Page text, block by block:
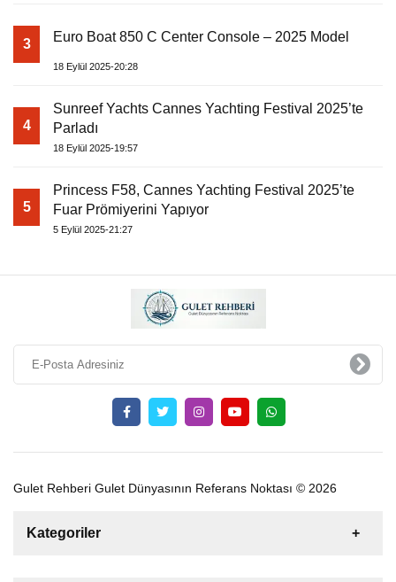
3 Euro Boat 850 C Center Console – 2025 Model
18 Eylül 2025-20:28
4
Sunreef Yachts Cannes Yachting Festival 2025’te
Parladı
18 Eylül 2025-19:57
5
Princess F58, Cannes Yachting Festival 2025’te
Fuar Prömiyerini Yapıyor
5 Eylül 2025-21:27
Gulet Rehberi Gulet Dünyasının Referans Noktası © 2026
Kategoriler